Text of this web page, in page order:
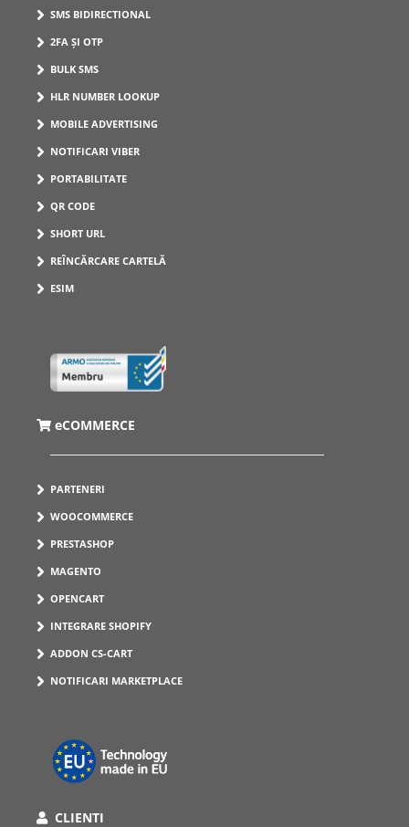
SMS BIDIRECTIONAL
2FA ȘI OTP
BULK SMS
HLR NUMBER LOOKUP
MOBILE ADVERTISING
NOTIFICARI VIBER
PORTABILITATE
QR CODE
SHORT URL
REÎNCĂRCARE CARTELĂ
ESIM
eCOMMERCE
PARTENERI
WOOCOMMERCE
PRESTASHOP
MAGENTO
OPENCART
INTEGRARE SHOPIFY
ADDON CS-CART
NOTIFICARI MARKETPLACE
CLIENTI